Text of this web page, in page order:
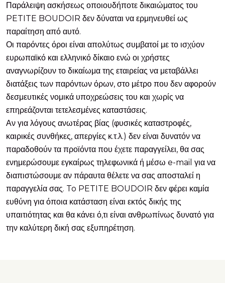
Παράλειψη ασκήσεως οποιουδήποτε δικαιώματος του
PETITE BOUDOIR δεν δύναται να ερμηνευθεί ως
παραίτηση από αυτό.
Οι παρόντες όροι είναι απολύτως συμβατοί με το ισχύον
ευρωπαϊκό και ελληνικό δίκαιο ενώ οι χρήστες
αναγνωρίζουν το δικαίωμα της εταιρείας να μεταβάλλει
διατάξεις των παρόντων όρων, στο μέτρο που δεν αφορούν
δεσμευτικές νομικά υποχρεώσεις του και χωρίς να
επηρεάζονται τετελεσμένες καταστάσεις.
Αν για λόγους ανωτέρας βίας (φυσικές καταστροφές,
καιρικές συνθήκες, απεργίες κ.τ.λ.) δεν είναι δυνατόν να
παραδοθούν τα προϊόντα που έχετε παραγγείλει, θα σας
ενημερώσουμε εγκαίρως τηλεφωνικά ή μέσω e-mail για να
διαπιστώσουμε αν πάραυτα θέλετε να σας αποσταλεί η
παραγγελία σας. To PETITE BOUDOIR δεν φέρει καμία
ευθύνη για όποια κατάσταση είναι εκτός δικής της
υπαιτιότητας και θα κάνει ό,τι είναι ανθρωπίνως δυνατό για
την καλύτερη δική σας εξυπηρέτηση.